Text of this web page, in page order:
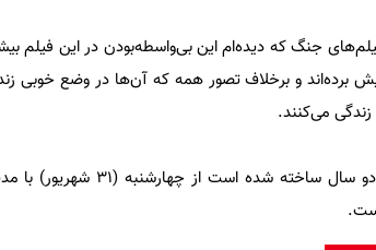
جنگ که دیده‌ام این بی‌واسطه‌بودن در این فیلم
برده‌اند و برخلاف تصور همه که آن‌ها در وضع خوبی
می‌کنند.